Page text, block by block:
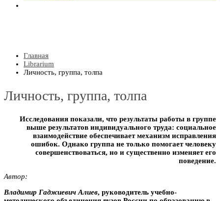
Главная
Librarium
Личность, группа, толпа
Личность, группа, толпа
Исследования показали, что результаты работы в группе
выше результатов индивидуального труда: социальное
взаимодействие обеспечивает механизм исправления
ошибок. Однако группа не только помогает человеку
совершенствоваться, но и существенно изменяет его
поведение.
Автор:
Bлaдимиp Гаджиевич Алиев, руководитель учебно-